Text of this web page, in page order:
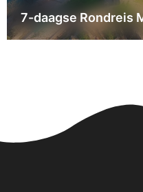
7-daagse Rondreis